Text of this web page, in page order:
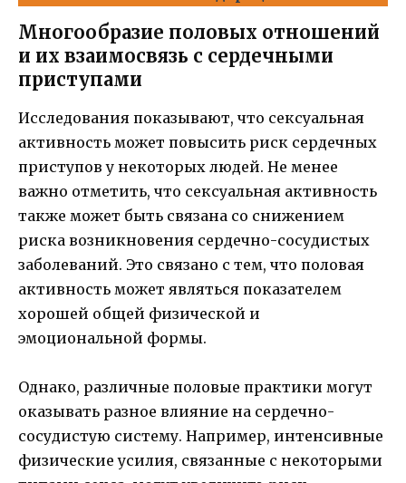
Многообразие половых отношений
и их взаимосвязь с сердечными
приступами
Исследования показывают, что сексуальная
активность может повысить риск сердечных
приступов у некоторых людей. Не менее
важно отметить, что сексуальная активность
также может быть связана со снижением
риска возникновения сердечно-сосудистых
заболеваний. Это связано с тем, что половая
активность может являться показателем
хорошей общей физической и
эмоциональной формы.
Однако, различные половые практики могут
оказывать разное влияние на сердечно-
сосудистую систему. Например, интенсивные
физические усилия, связанные с некоторыми